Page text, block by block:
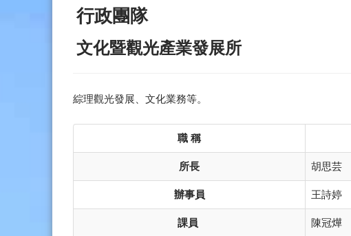
行政團隊
文化暨觀光產業發展所
綜理觀光發展、文化業務等。
職 稱
所長 胡思芸
辦事員 王詩婷
課員 陳冠燁